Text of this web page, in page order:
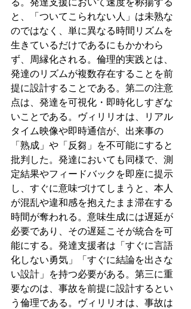
る。発達支援において速度を称揚する
と、「ついてこられない人」は未熟な
のではなく、単に異なる時間リズムを
生きているだけであるにもかかわら
ず、周縁化される。倫理的実践とは、
発達のリズムが複数存在することを前
提に設計することである。第二の注意
点は、発達を可視化・即時化しすぎな
いことである。ヴィリリオは、リアル
タイム映像や即時通信が、出来事の
「熟成」や「反芻」を不可能にすると
批判した。発達においても同様で、測
定結果やフィードバックを即座に提示
し、すぐに意味づけてしまうと、本人
が混乱や違和感を抱えたまま滞在する
時間が奪われる。意味生成には遅延が
必要であり、その遅延こそが統合を可
能にする。発達支援者は「すぐに言語
化しない勇気」「すぐに結論を出さな
い設計」を持つ必要がある。第三に重
要なのは、事故を前提に設計するとい
う倫理である。ヴィリリオは、事故は